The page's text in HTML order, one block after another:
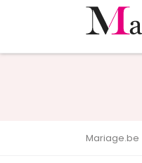
Mariage.be